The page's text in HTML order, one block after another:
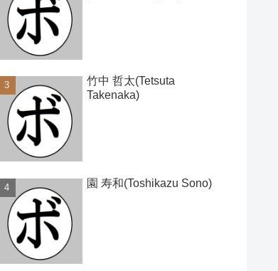
竹中 哲太(Tetsuta
Takenaka)
園 寿和(Toshikazu Sono)